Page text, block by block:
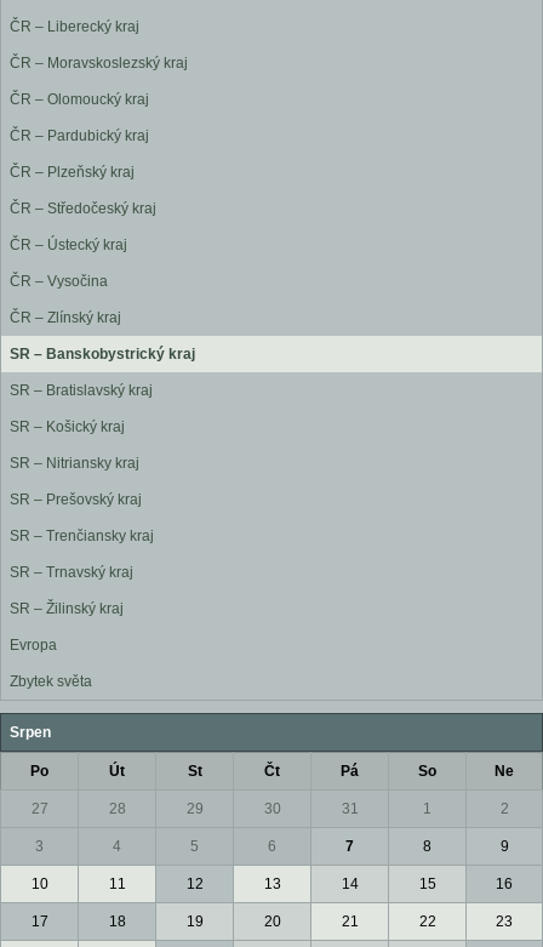
ČR – Liberecký kraj
ČR – Moravskoslezský kraj
ČR – Olomoucký kraj
ČR – Pardubický kraj
ČR – Plzeňský kraj
ČR – Středočeský kraj
ČR – Ústecký kraj
ČR – Vysočina
ČR – Zlínský kraj
SR – Banskobystrický kraj
SR – Bratislavský kraj
SR – Košický kraj
SR – Nitriansky kraj
SR – Prešovský kraj
SR – Trenčiansky kraj
SR – Trnavský kraj
SR – Žilinský kraj
Evropa
Zbytek světa
Srpen
Po Út St Čt Pá So Ne
27 28 29 30 31 1 2
3 4 5 6 7 8 9
10 11 12 13 14 15 16
17 18 19 20 21 22 23